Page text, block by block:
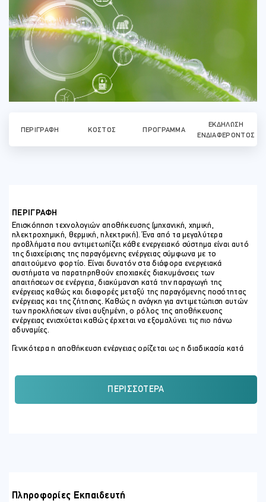
ΠΕΡΙΓΡΑΦΉ ΚΌΣΤΟΣ ΠΡΌΓΡΑΜΜΑ
ΕΚΔΉΛΩΣΗ
ΕΝΔΙΑΦΈΡΟΝΤΟΣ
ΠΕΡΙΓΡΑΦΗ
Επισκόπηση τεχνολογιών αποθήκευσης (μηχανική, χημική,
ηλεκτροχημική, θερμική, ηλεκτρική). Ένα από τα μεγαλύτερα
προβλήματα που αντιμετωπίζει κάθε ενεργειακό σύστημα είναι αυτό
της διαχείρισης της παραγόμενης ενέργειας σύμφωνα με το
απαιτούμενο φορτίο. Είναι δυνατόν στα διάφορα ενεργειακά
συστήματα να παρατηρηθούν εποχιακές διακυμάνσεις των
απαιτήσεων σε ενέργεια, διακύμανση κατά την παραγωγή της
ενέργειας καθώς και διαφορές μεταξύ της παραγόμενης ποσότητας
ενέργειας και της ζήτησης. Καθώς η ανάγκη για αντιμετώπιση αυτών
των προκλήσεων είναι αυξημένη, ο ρόλος της αποθήκευσης
ενέργειας ενισχύεται καθώς έρχεται να εξομαλύνει τις πιο πάνω
αδυναμίες.
Γενικότερα η αποθήκευση ενέργειας ορίζεται ως η διαδικασία κατά
που είναι βολικότερη για την αποθήκευσή της και ξαναμετατρέπεται
σε οποιαδήποτε μορφή είναι χρηστικότερη τη χρονική στιγμή που τη
χημική, ηλεκτροχημική, θερμική, ηλεκτρική)
είναι το κλειδί για την αυξημένη παραγωγή ενέργειας από
ανανεώσιμες πηγές, την ενεργειακή απόδοση και την ενεργειακή
ΠΕΡΙΣΣΌΤΕΡΑ
Πληροφορίες Εκπαιδευτή